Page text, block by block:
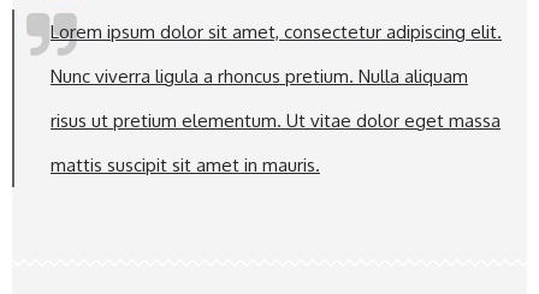
Lorem ipsum dolor sit amet, consectetur adipiscing elit.
Nunc viverra ligula a rhoncus pretium. Nulla aliquam
risus ut pretium elementum. Ut vitae dolor eget massa
mattis suscipit sit amet in mauris.